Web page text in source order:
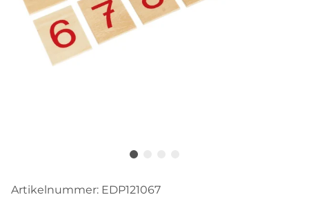
Artikelnummer: EDP121067